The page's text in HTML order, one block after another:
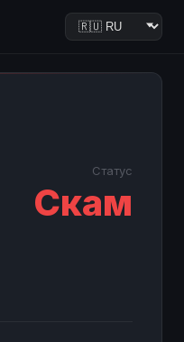
Статус
Скам